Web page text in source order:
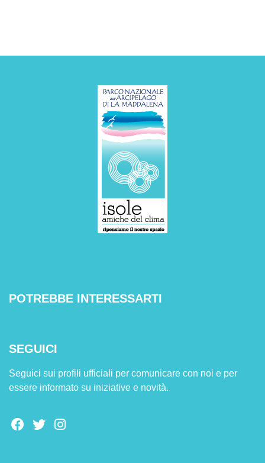
POTREBBE INTERESSARTI
SEGUICI
Seguici sui profili ufficiali per comunicare con noi e per
essere informato su iniziative e novità.